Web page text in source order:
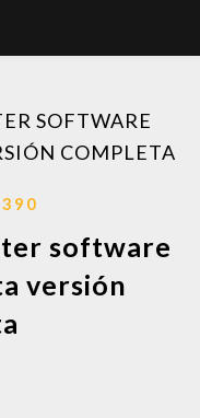
SOFTWARE
COMPLETA
software
versión